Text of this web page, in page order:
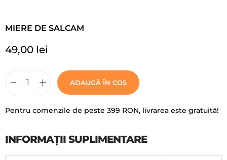
MIERE DE SALCAM
49,00 lei
ADAUGĂ ÎN COȘ
Pentru comenzile de peste 399 RON, livrarea este gratuită!
INFORMAȚII SUPLIMENTARE